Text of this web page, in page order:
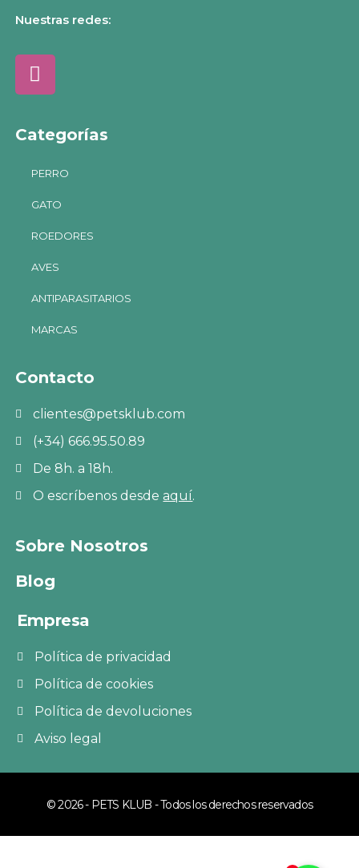
Nuestras redes:
Categorías
PERRO
GATO
ROEDORES
AVES
ANTIPARASITARIOS
MARCAS
Contacto
clientes@petsklub.com
(+34) 666.95.50.89
De 8h. a 18h.
O escríbenos desdeaquí.
Sobre Nosotros
Blog
Empresa
Política de privacidad
Política de cookies
Política de devoluciones
Aviso legal
© 2026 - PETS KLUB - Todos los derechos reservados